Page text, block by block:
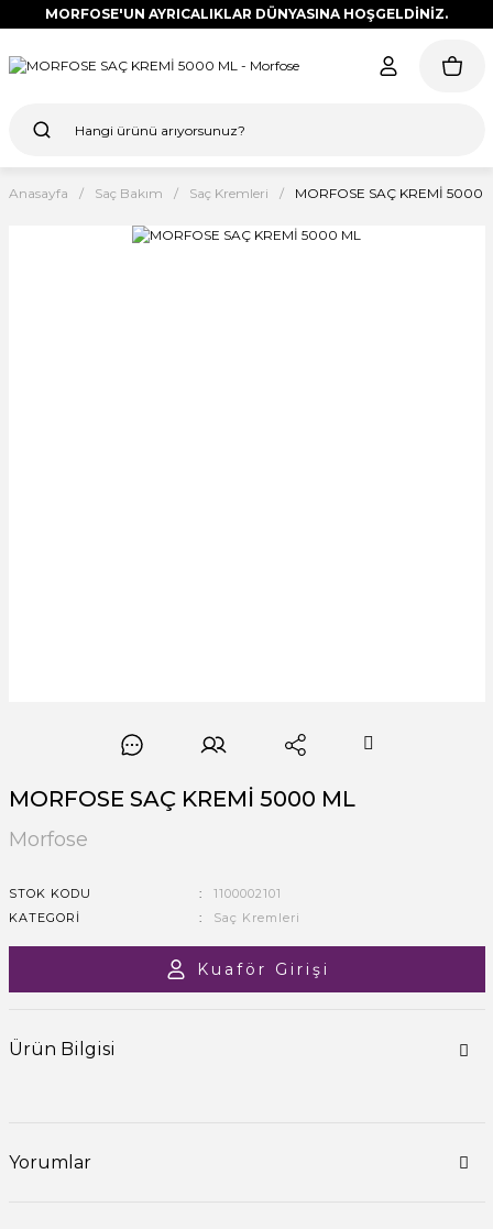
MORFOSE'UN AYRICALIKLAR DÜNYASINA HOŞGELDİNİZ.
Anasayfa Saç Bakım Saç Kremleri MORFOSE SAÇ KREMİ 5000
MORFOSE SAÇ KREMİ 5000 ML
Morfose
STOK KODU
1100002101
KATEGORI
Saç Kremleri
Kuaför Girişi
Ürün Bilgisi
Yorumlar